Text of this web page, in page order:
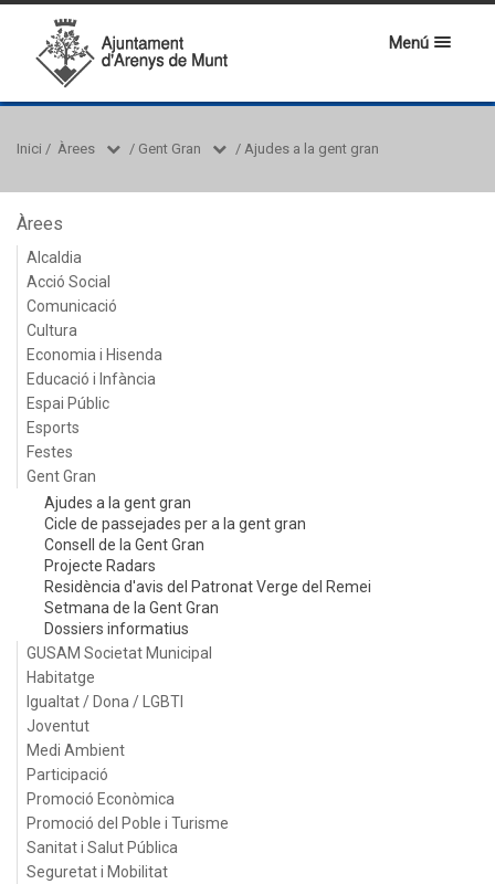
Menú
Inici / Àrees / Gent Gran / Ajudes a la gent gran
Àrees
Alcaldia
Acció Social
Comunicació
Cultura
Economia i Hisenda
Educació i Infància
Espai Públic
Esports
Festes
Gent Gran
Ajudes a la gent gran
Cicle de passejades per a la gent gran
Consell de la Gent Gran
Projecte Radars
Residència d'avis del Patronat Verge del Remei
Setmana de la Gent Gran
Dossiers informatius
GUSAM Societat Municipal
Habitatge
Igualtat / Dona / LGBTI
Joventut
Medi Ambient
Participació
Promoció Econòmica
Promoció del Poble i Turisme
Sanitat i Salut Pública
Seguretat i Mobilitat